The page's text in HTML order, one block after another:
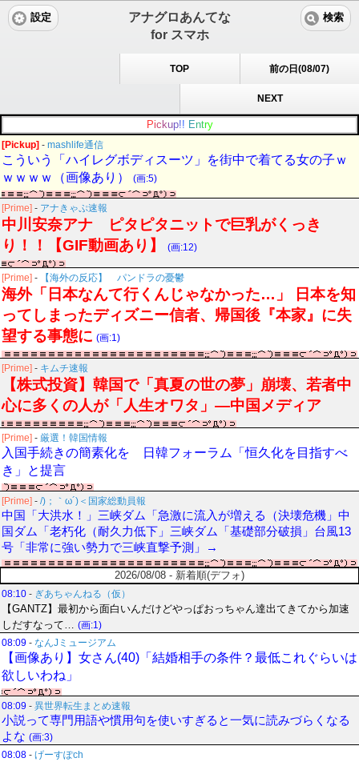
アナグロあんてな
for スマホ
設定 検索
TOP 前の日(08/07)
NEXT
Pic kup!! Entry
[Pickup] - mashlife通信
こういう「ハイレグボディスーツ」を街中で着てる女の子ｗ
ｗｗｗｗ（画像あり）
(画:5)
[Prime] - アナきゃぷ速報
中川安奈アナ ピタピタニットで巨乳がくっき
り！！【GIF動画あり】
(画:12)
[Prime] - 【海外の反応】 パンドラの憂鬱
海外「日本なんて行くんじゃなかった…」 日本を知
ってしまったディズニー信者、帰国後『本家』に失
望する事態に (画:1)
[Prime] - キムチ速報
【株式投資】韓国で「真夏の世の夢」崩壊、若者中
心に多くの人が「人生オワタ」―中国メディア
[Prime] - 厳選！韓国情報
入国手続きの簡素化を 日韓フォーラム「恒久化を目指すべ
き」と提言
[Prime] - /)；｀ω´)＜国家総動員報
中国「大洪水！」三峡ダム「急激に流入が増える（決壊危機」中
国ダム「老朽化（耐久力低下」三峡ダム「基礎部分破損」台風13
号「非常に強い勢力で三峡直撃予測」→
2026/08/08 - 新着順(デフォ)
08:10 - ぎあちゃんねる（仮）
【GANTZ】最初から面白いんだけどやっぱおっちゃん達出てきてから加速
しだすなって… (画:1)
08:09 - なんJミュージアム
【画像あり】女さん(40)「結婚相手の条件？最低これぐらいは
欲しいわね」
08:09 - 異世界転生まとめ速報
小説って専門用語や慣用句を使いすぎると一気に読みづらくなる
よな (画:3)
08:08 - げーすぽch